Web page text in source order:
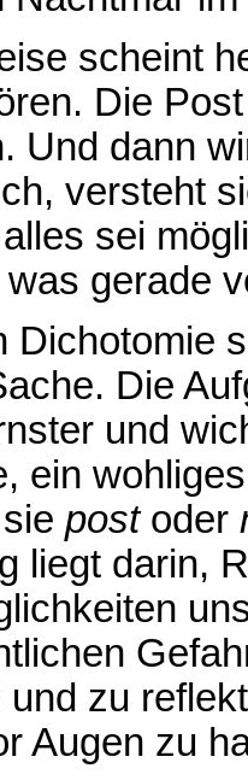
scheint
Die
Und dann
versteht
sei
gerade
Dichotomie
Die
und
ein
postoder
liegt darin,
zu
Augen zu